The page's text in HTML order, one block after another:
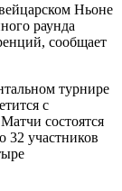
Ньоне
раунда
сообщает
турнире
с
состоятся
32 участников